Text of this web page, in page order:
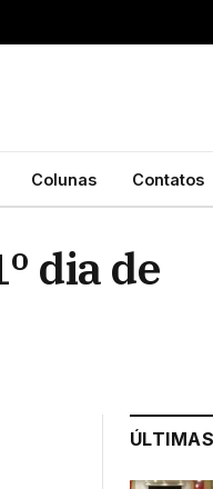
Colunas Contatos
dia de